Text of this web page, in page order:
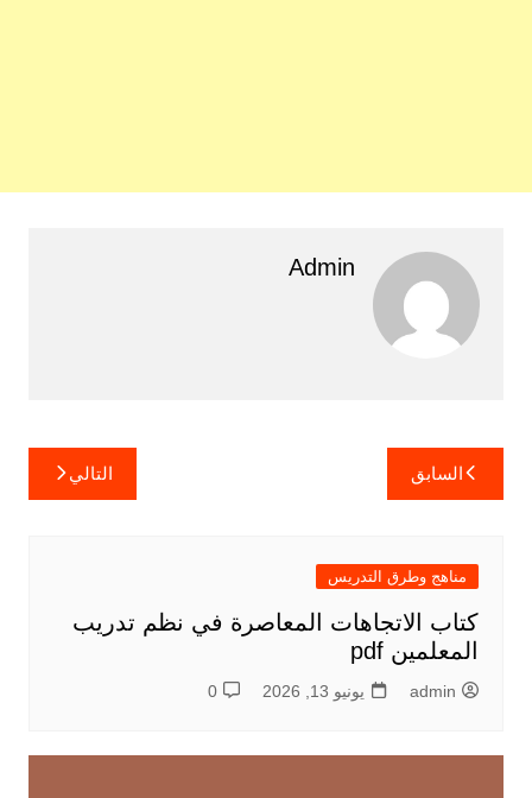
Admin
تصفّح
المقالات
السابق التالي
مناهج وطرق التدريس
كتاب الاتجاهات المعاصرة في نظم تدريب
المعلمين pdf
admin يونيو 13, 2026 0